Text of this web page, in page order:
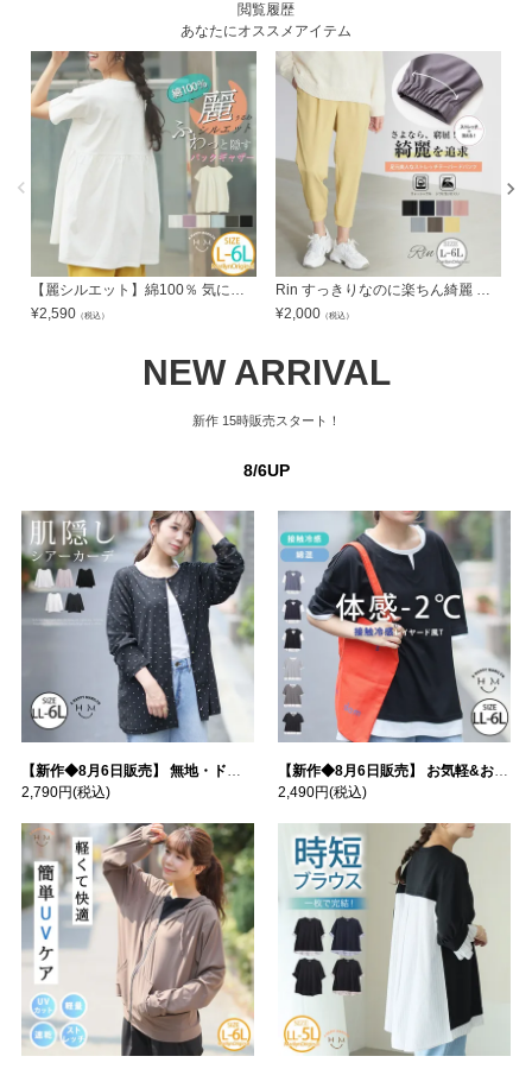
閲覧履歴
あなたにオススメアイテム
【麗シルエット】綿100％ 気になるヒップをふわっと隠す バックギャザー チュニック | 大きいサイズの通販ならハッピーマリリン
¥2,590 （税込）
Rin すっきりなのに楽ちん綺麗 足元美人な ストレッチ ジョガーパンツ【ストレッチ】【ウェストゴム】 | 大きいサイズの通販ならハッピーマリリン
¥2,000 （税込）
NEW ARRIVAL
新作 15時販売スタート！
8/6UP
【新作◆8月6日販売】 無地・ドット柄から選べる 忍ばせ 活躍 シアー カーデ | 大きいサイズの通販ならハッピーマリリン
2,790円(税込)
【新作◆8月6日販売】 お気軽&お手軽 選べるデザイン 接触冷感 レイヤード風 コットン トップス | 大きいサイズの通販ならハッピーマリリン
2,490円(税込)